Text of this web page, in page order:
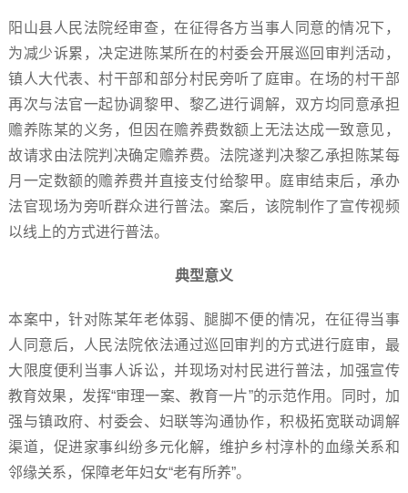
阳山县人民法院经审查，在征得各方当事人同意的情况下，
为减少诉累，决定进陈某所在的村委会开展巡回审判活动，
镇人大代表、村干部和部分村民旁听了庭审。在场的村干部
再次与法官一起协调黎甲、黎乙进行调解，双方均同意承担
赡养陈某的义务，但因在赡养费数额上无法达成一致意见，
故请求由法院判决确定赡养费。法院遂判决黎乙承担陈某每
月一定数额的赡养费并直接支付给黎甲。庭审结束后，承办
法官现场为旁听群众进行普法。案后，该院制作了宣传视频
以线上的方式进行普法。
典型意义
本案中，针对陈某年老体弱、腿脚不便的情况，在征得当事
人同意后，人民法院依法通过巡回审判的方式进行庭审，最
大限度便利当事人诉讼，并现场对村民进行普法，加强宣传
教育效果，发挥“审理一案、教育一片”的示范作用。同时，加
强与镇政府、村委会、妇联等沟通协作，积极拓宽联动调解
渠道，促进家事纠纷多元化解，维护乡村淳朴的血缘关系和
邻缘关系，保障老年妇女“老有所养”。